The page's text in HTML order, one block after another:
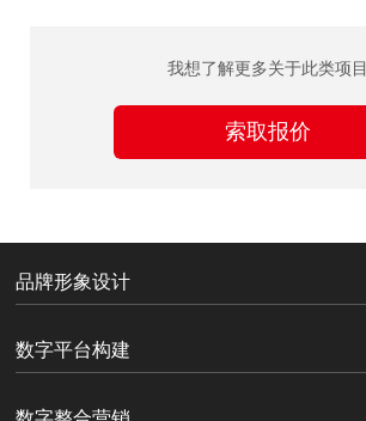
我想了解更多关于此类项目
索取报价
品牌形象设计
数字平台构建